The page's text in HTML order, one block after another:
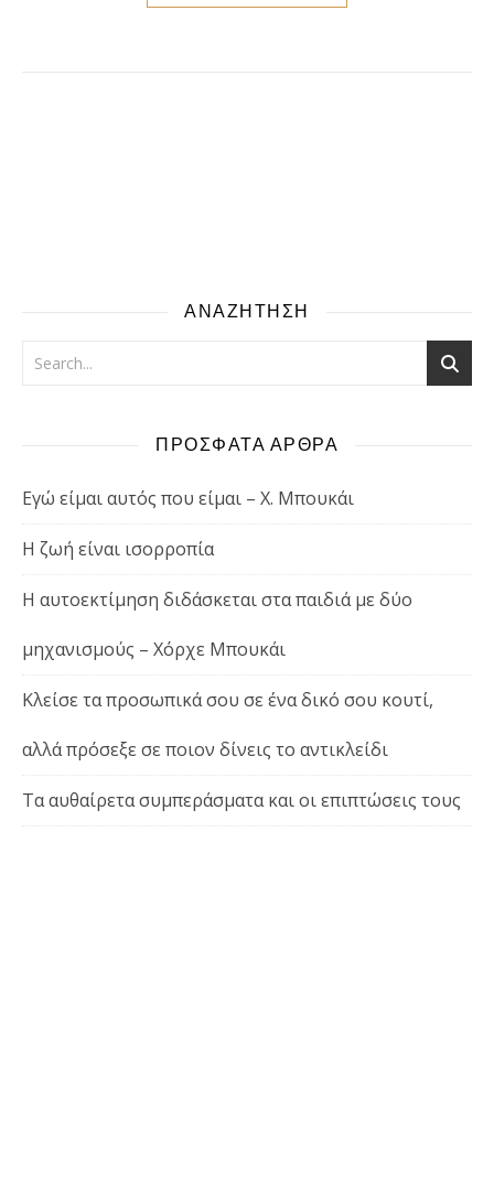
ΑΝΑΖΗΤΗΣΗ
ΠΡΟΣΦΑΤΑ ΑΡΘΡΑ
Εγώ είμαι αυτός που είμαι – Χ. Μπουκάι
Η ζωή είναι ισορροπία
Η αυτοεκτίμηση διδάσκεται στα παιδιά με δύο
μηχανισμούς – Χόρχε Μπουκάι
Κλείσε τα προσωπικά σου σε ένα δικό σου κουτί,
αλλά πρόσεξε σε ποιον δίνεις το αντικλείδι
Τα αυθαίρετα συμπεράσματα και οι επιπτώσεις τους